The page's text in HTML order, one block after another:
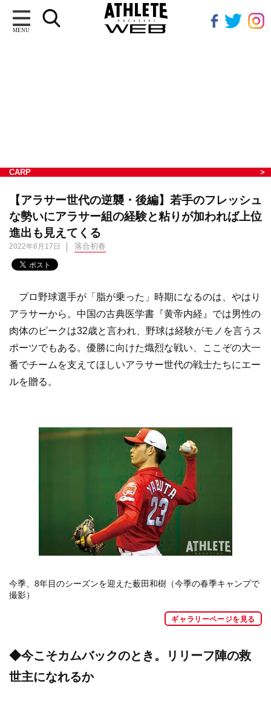
MENU
CARP
【アラサー世代の逆襲・後編】若手のフレッシュ
な勢いにアラサー組の経験と粘りが加われば上位
進出も見えてくる
2022年6月17日 落合初春
プロ野球選手が「脂が乗った」時期になるのは、やはり
アラサーから。中国の古典医学書『黄帝内経』では男性の
肉体のピークは32歳と言われ、野球は経験がモノを言うス
ポーツでもある。優勝に向けた熾烈な戦い、ここぞの大一
番でチームを支えてほしいアラサー世代の戦士たちにエー
ルを贈る。
今季、8年目のシーズンを迎えた薮田和樹（今季の春季キャンプで
撮影）
ギャラリーページを見る
◆今こそカムバックのとき。リリーフ陣の救
世主になれるか